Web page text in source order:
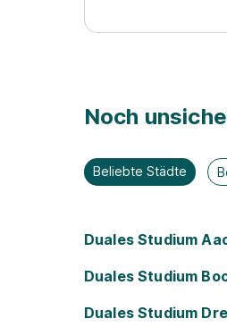
Noch
Beliebte Städte
Duales Studium
Duales Studium
Duales Studium